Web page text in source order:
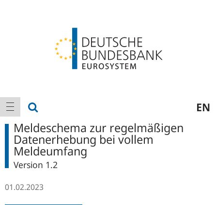
Hauptnavigation
Navigation anzeigen EN
Meldeschema zur regelmäßigen
Datenerhebung bei vollem
Meldeumfang
Version 1.2
01.02.2023